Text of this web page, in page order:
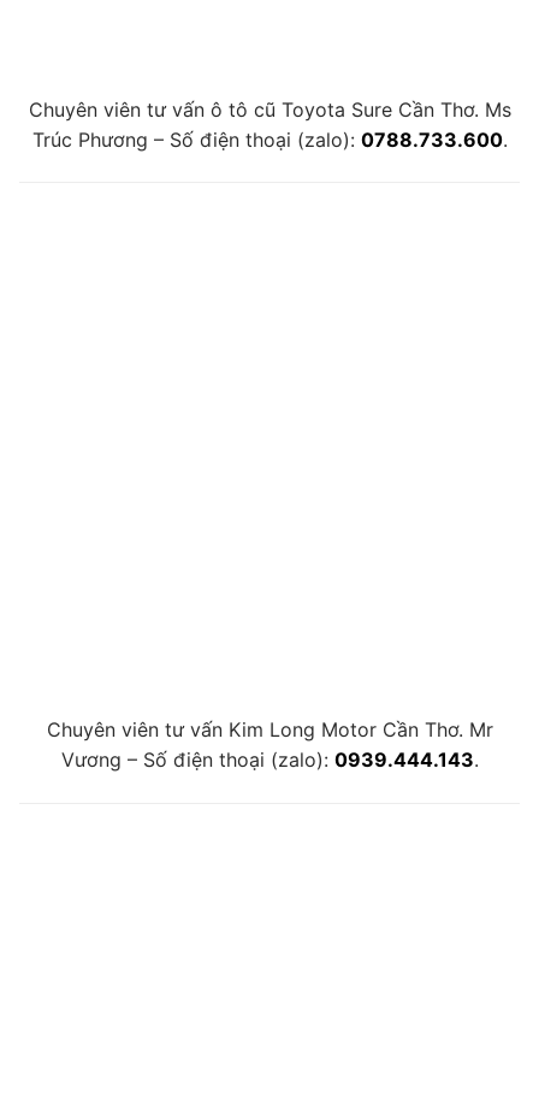
Chuyên viên tư vấn ô tô cũ Toyota Sure Cần Thơ. Ms
Trúc Phương – Số điện thoại (zalo): 0788.733.600.
Chuyên viên tư vấn Kim Long Motor Cần Thơ. Mr
Vương – Số điện thoại (zalo): 0939.444.143.